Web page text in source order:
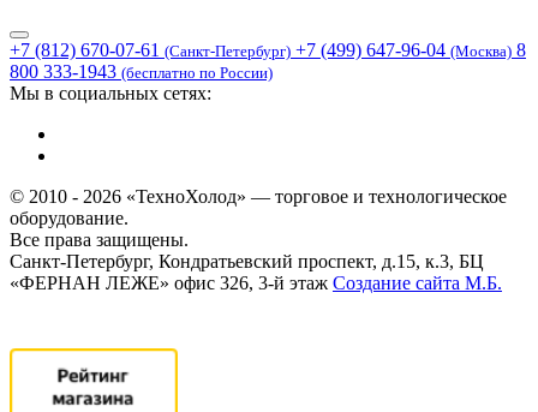
+7 (812) 670-07-61 (Санкт-Петербург) +7 (499) 647-96-04 (Москва) 8
800 333-1943 (бесплатно по России)
Мы в социальных сетях:
© 2010 - 2026 «ТехноХолод» — торговое и технологическое
оборудование.
Все права защищены.
Санкт-Петербург, Кондратьевский проспект, д.15, к.3, БЦ
«ФЕРНАН ЛЕЖЕ» офис 326, 3-й этаж Создание сайта М.Б.